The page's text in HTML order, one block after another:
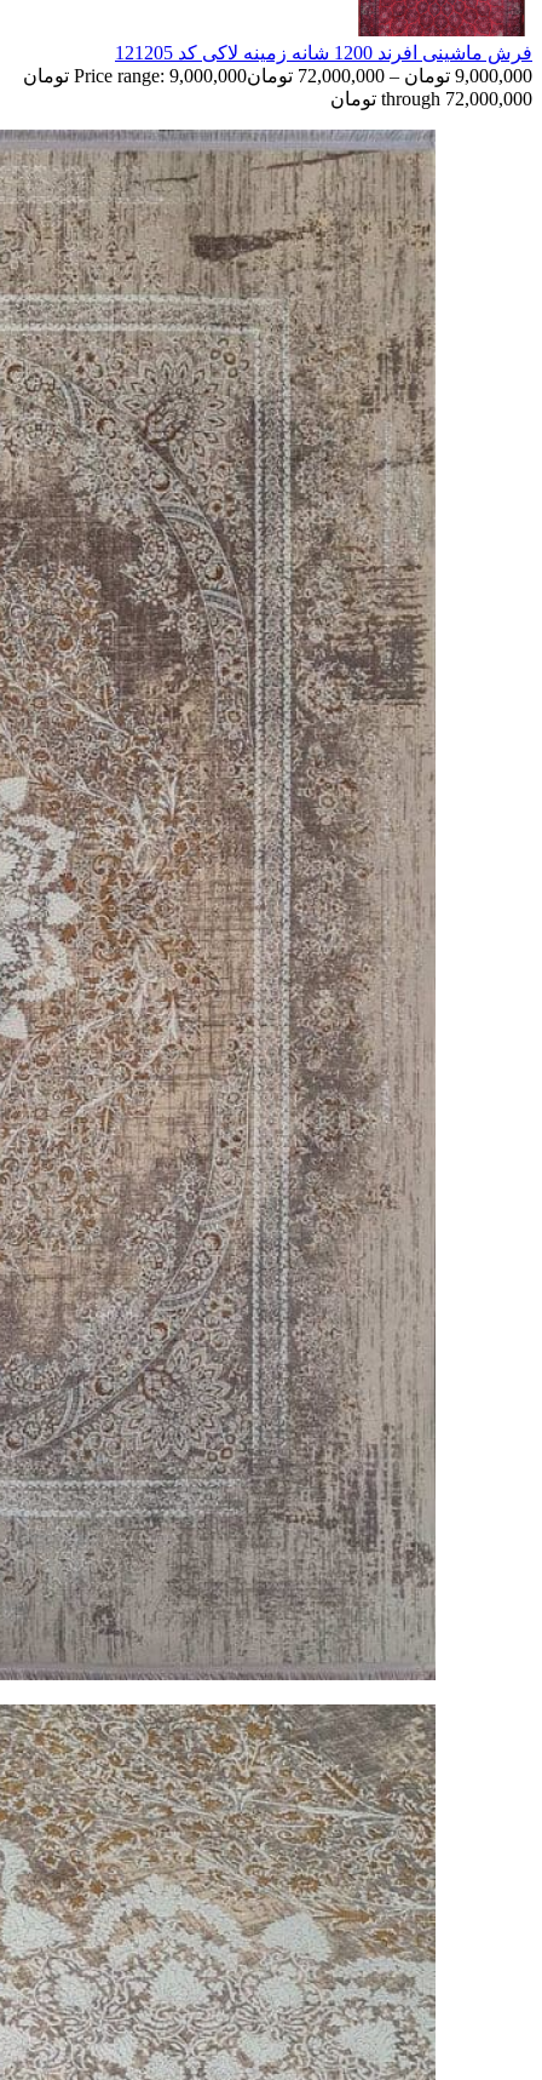
فرش ماشینی افرند 1200 شانه زمینه لاکی کد 121205
9,000,000 تومان –
72,000,000 تومان
Price range: 9,000,000 تومان
through 72,000,000 تومان